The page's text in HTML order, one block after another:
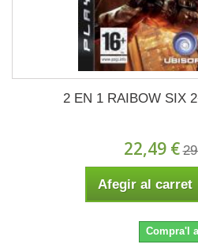
2 EN 1 RAIBOW SIX
22,49 €
Afegir al carret
Compra'l